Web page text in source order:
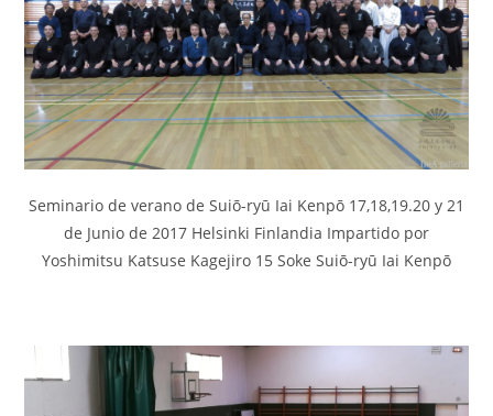
Seminario de verano de Suiō-ryū Iai Kenpō 17,18,19.20 y 21
de Junio de 2017 Helsinki Finlandia Impartido por
Yoshimitsu Katsuse Kagejiro 15 Soke Suiō-ryū Iai Kenpō